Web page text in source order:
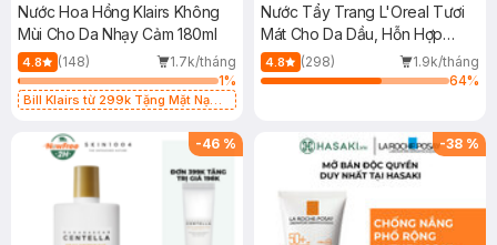
Nước Hoa Hồng Klairs Không
Mùi Cho Da Nhạy Cảm 180ml
4.8 (148)
1.7k/tháng
1%
Bill Klairs từ 299k Tặng Mặt Nạ
25ml (SL Có Hạn)
Nước Tẩy Trang L'Oreal Tươi
Mát Cho Da Dầu, Hỗn Hợp
400ml
4.8 (298)
1.9k/tháng
64%
-46 % -38 %